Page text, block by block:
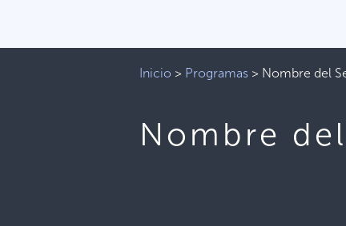
Inicio > Programas > Nombre del
Nombre